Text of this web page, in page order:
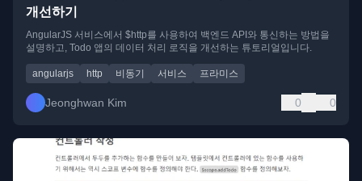
개선하기
AngularJS 서비스에서 $http를 사용하여 백엔드 API와 통신하는 방법을
설명하고, Todo 앱의 데이터 처리 로직을 개선하는 튜토리얼입니다.
angularjs http 비동기 서비스 프라미스
Jeonghwan Kim 0 0